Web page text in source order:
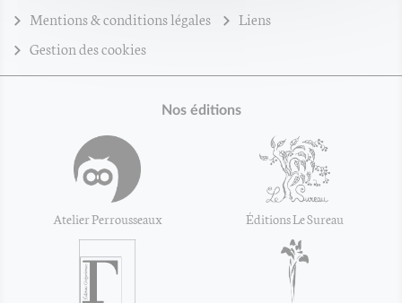
Mentions & conditions légales
Liens
Gestion des cookies
Nos éditions
Atelier Perrousseaux Éditions Le Sureau